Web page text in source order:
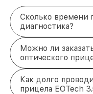
Сколько времени
диагностика?
Можно ли
оптического
Как долго
прицела EOTech